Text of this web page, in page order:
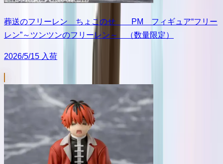
葬送のフリーレン ちょこのせ PM フィギュア“フリー
レン”～ツンツンのフリーレン～ （数量限定）
2026/5/15 入荷